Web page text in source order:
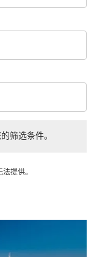
筛选条件。
提供。